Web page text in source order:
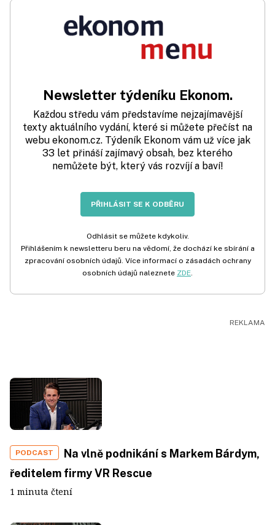
Newsletter týdeníku Ekonom.
Každou středu vám představíme nejzajímavější
texty aktuálního vydání, které si můžete přečíst na
webu ekonom.cz. Týdeník Ekonom vám už více jak
33 let přináší zajímavý obsah, bez kterého
nemůžete být, který vás rozvíjí a baví!
PŘIHLÁSIT SE K ODBĚRU
Odhlásit se můžete kdykoliv.
Přihlášením k newsletteru beru na vědomí, že dochází ke sbírání a
zpracování osobních údajů. Více informací o zásadách ochrany
osobních údajů naleznete ZDE.
PODCAST
Na vlně podnikání s Markem Bárdym,
ředitelem firmy VR Rescue
1 minuta čtení